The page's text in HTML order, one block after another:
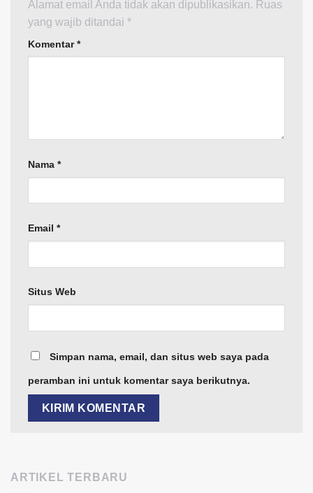
Alamat email Anda tidak akan dipublikasikan. Ruas
yang wajib ditandai *
Komentar*
Nama *
Email *
Situs Web
Simpan nama, email, dan situs web saya pada
peramban ini untuk komentar saya berikutnya.
ARTIKEL TERBARU